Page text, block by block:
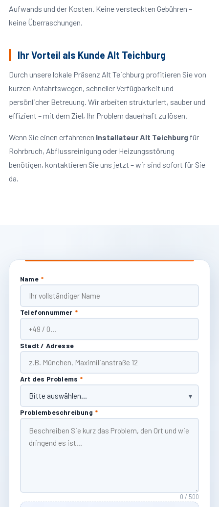
Aufwands und der Kosten. Keine versteckten Gebühren –
keine Überraschungen.
Ihr Vorteil als Kunde Alt Teichburg
Durch unsere lokale Präsenz Alt Teichburg profitieren Sie von
kurzen Anfahrtswegen, schneller Verfügbarkeit und
persönlicher Betreuung. Wir arbeiten strukturiert, sauber und
effizient – mit dem Ziel, Ihr Problem dauerhaft zu lösen.
Wenn Sie einen erfahrenen Installateur Alt Teichburgfür
Rohrbruch, Abflussreinigung oder Heizungsstörung
benötigen, kontaktieren Sie uns jetzt – wir sind sofort für Sie
da.
Name *
Telefonnummer *
Stadt / Adresse
Art des Problems *
Problembeschreibung *
0 / 500